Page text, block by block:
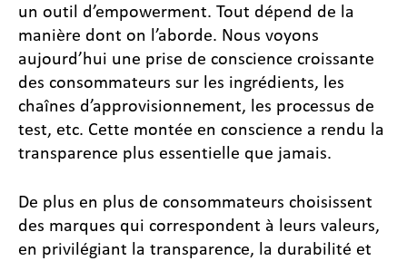
un outil d’empowerment. Tout dépend de la
manière dont on l’aborde. Nous voyons
aujourd’hui une prise de conscience croissante
des consommateurs sur les ingrédients, les
chaînes d’approvisionnement, les processus de
test, etc. Cette montée en conscience a rendu la
transparence plus essentielle que jamais.
De plus en plus de consommateurs choisissent
des marques qui correspondent à leurs valeurs,
en privilégiant la transparence, la durabilité et